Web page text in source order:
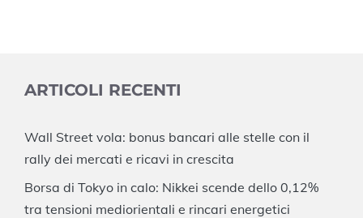
ARTICOLI RECENTI
Wall Street vola: bonus bancari alle stelle con il
rally dei mercati e ricavi in crescita
Borsa di Tokyo in calo: Nikkei scende dello 0,12%
tra tensioni mediorientali e rincari energetici